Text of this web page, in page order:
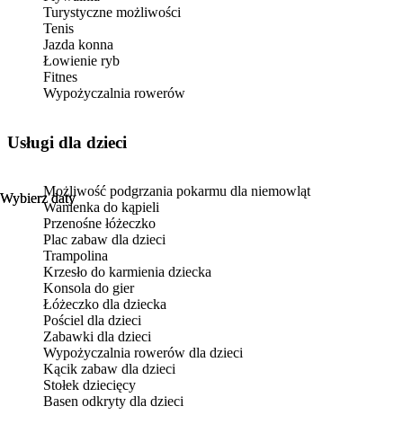
Wybierz daty
Wybierz daty
Turystyczne możliwości
Tenis
Jazda konna
Łowienie ryb
Fitnes
Wypożyczalnia rowerów
usługi dla dzieci
Możliwość podgrzania pokarmu dla niemowląt
Wanienka do kąpieli
Przenośne łóżeczko
Plac zabaw dla dzieci
Trampolina
Krzesło do karmienia dziecka
Konsola do gier
Łóżeczko dla dziecka
Pościel dla dzieci
Zabawki dla dzieci
Wypożyczalnia rowerów dla dzieci
Kącik zabaw dla dzieci
Stołek dziecięcy
Basen odkryty dla dzieci